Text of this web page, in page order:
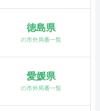
徳島県
の市外局番一覧
愛媛県
の市外局番一覧